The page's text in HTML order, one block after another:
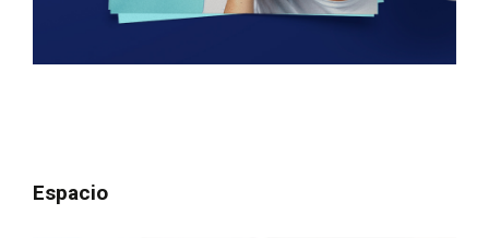
Espacio